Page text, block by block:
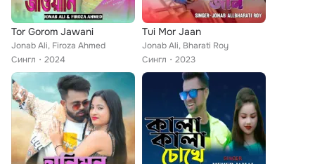
Tor Gorom Jawani
Jonab Ali, Firoza Ahmed
Сингл
2024
Tui Mor Jaan
Jonab Ali, Bharati Roy
Сингл
2023